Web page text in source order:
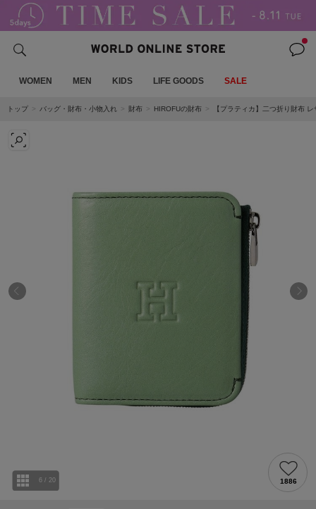
WOMEN MEN KIDS LIFE GOODS SALE
トップ バッグ・財布・小物入れ 財布 HIROFUの財布 【プラティカ】二つ折り財布
6 / 20 1886